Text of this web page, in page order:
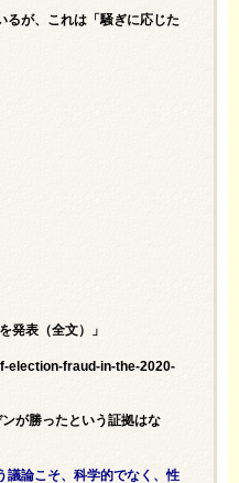
るが、これは「騒ぎに応じた
発表（全文）」
election-fraud-in-the-2020-
が勝ったという証拠はな
議論こそ、科学的でなく、性